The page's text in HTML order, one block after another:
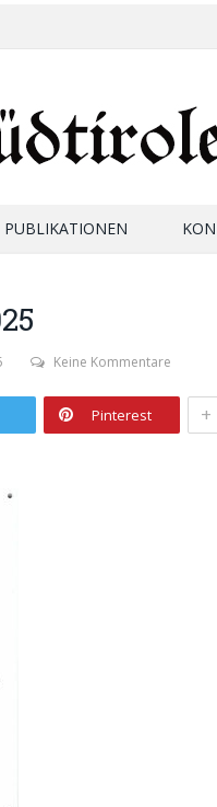
PUBLIKATIONEN
Keine Kommentare
Pinterest +